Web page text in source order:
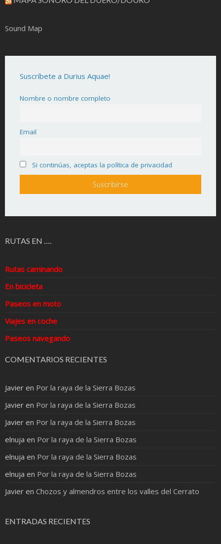
Sound Map
Suscríbete a Durius Aquae!
Nombre o nombre completo
Email
Si continúas, aceptas la política de privacidad
RUTAS EN ….
Rutas caminando
En bicicleta
Paseos en moto
Viajes en coche
Paseos navegando
COMENTARIOS RECIENTES
Javier en Por la raya de la Sierra Bozas
Javier en Por la raya de la Sierra Bozas
Javier en Por la raya de la Sierra Bozas
elnuja en Por la raya de la Sierra Bozas
elnuja en Por la raya de la Sierra Bozas
elnuja en Por la raya de la Sierra Bozas
Javier en Chozos y almendros entre los valles del Cerrato
ENTRADAS RECIENTES